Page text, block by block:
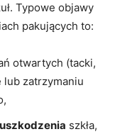
Typowe objawy
pakujących to:
otwartych (tacki,
lub zatrzymaniu
szkła,